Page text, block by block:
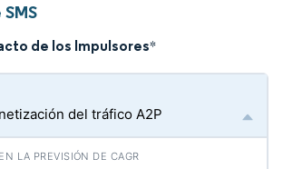
de los Impulsores*
del tráfico A2P